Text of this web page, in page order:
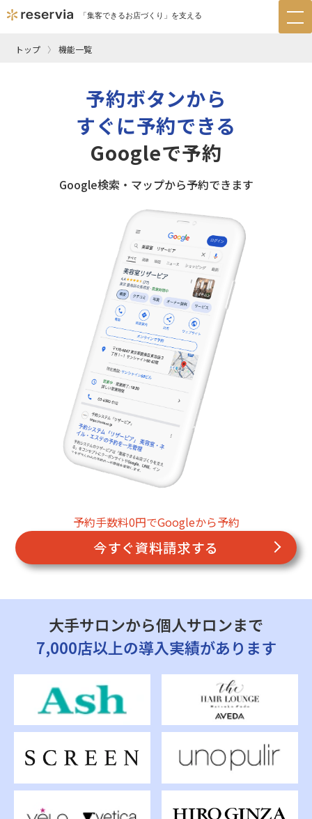
「集客できるお店づくり」を支える
トップ 機能一覧
予約ボタンから
すぐに予約できる
Googleで予約
Google検索・マップから予約できます
予約手数料0円でGoogleから予約
今すぐ資料請求する
大手サロンから個人サロンまで
7,000店以上の導入実績があります